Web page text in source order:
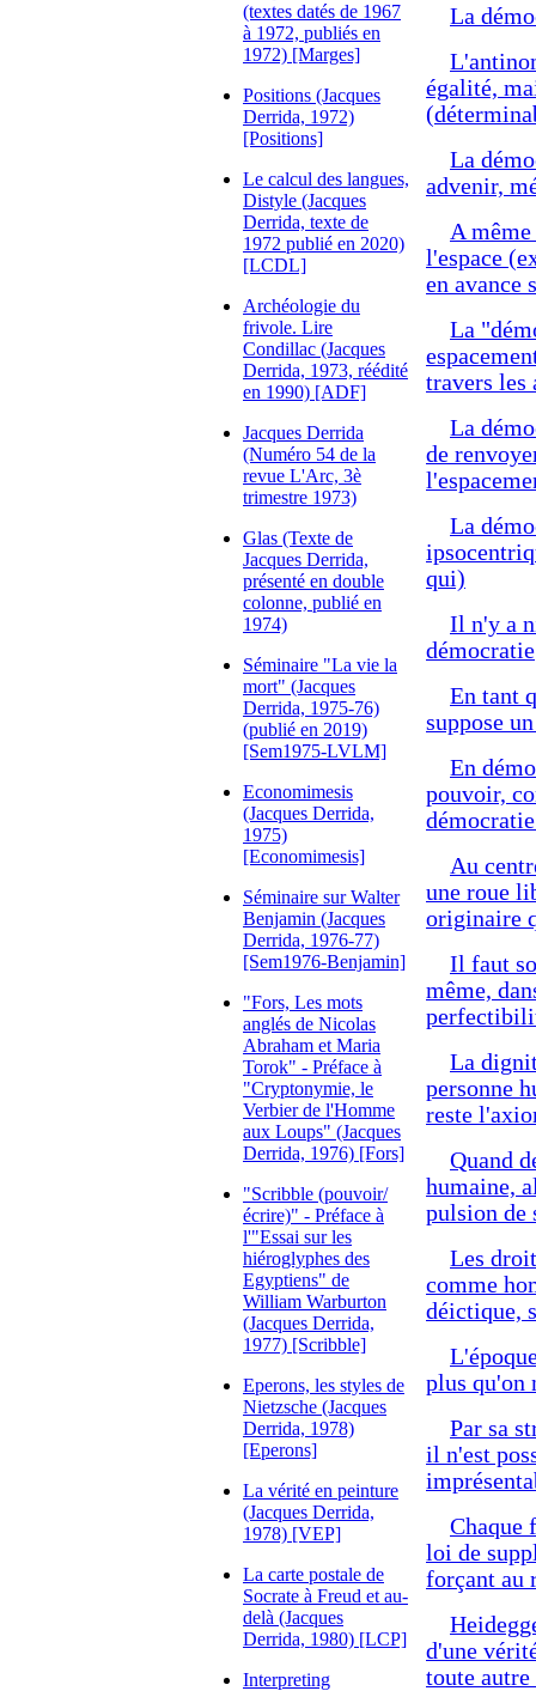
(textes datés de 1967
à 1972, publiés en
1972) [Marges]
Positions (Jacques
Derrida, 1972)
[Positions]
Le calcul des langues,
Distyle (Jacques
Derrida, texte de
1972 publié en 2020)
[LCDL]
Archéologie du
frivole. Lire
Condillac (Jacques
Derrida, 1973, réédité
en 1990) [ADF]
Jacques Derrida
(Numéro 54 de la
revue L'Arc, 3è
trimestre 1973)
Glas (Texte de
Jacques Derrida,
présenté en double
colonne, publié en
1974)
Séminaire "La vie la
mort" (Jacques
Derrida, 1975-76)
(publié en 2019)
[Sem1975-LVLM]
Economimesis
(Jacques Derrida,
1975)
[Economimesis]
Séminaire sur Walter
Benjamin (Jacques
Derrida, 1976-77)
[Sem1976-Benjamin]
"Fors, Les mots
anglés de Nicolas
Abraham et Maria
Torok" - Préface à
"Cryptonymie, le
Verbier de l'Homme
aux Loups" (Jacques
Derrida, 1976) [Fors]
"Scribble (pouvoir/
écrire)" - Préface à
l'"Essai sur les
hiéroglyphes des
Egyptiens" de
William Warburton
(Jacques Derrida,
1977) [Scribble]
Eperons, les styles de
Nietzsche (Jacques
Derrida, 1978)
[Eperons]
La vérité en peinture
(Jacques Derrida,
1978) [VEP]
La carte postale de
Socrate à Freud et au-
delà (Jacques
Derrida, 1980) [LCP]
Interpreting
La
égalité,
La
advenir,
A
l'espace
en avance
La
travers les
La
de
La
qui)
Il n'y a
démocratie
En tant
suppose
En
pouvoir,
Au
une roue
originaire
Il faut
même,
La
personne
reste
Quand
humaine,
pulsion de
Les
comme
déictique,
plus qu'on
Par sa
il n'est
Chaque
loi de
forçant au
d'une
toute